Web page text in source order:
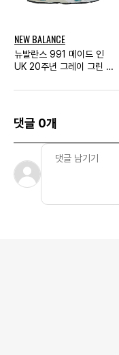
NEW BALANCE
뉴발란스 991 메이드 인
UK 20주년 그레이 그린 우
댓글 0개